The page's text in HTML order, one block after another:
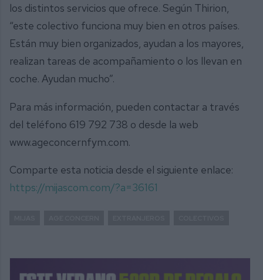
los distintos servicios que ofrece. Según Thirion,
“este colectivo funciona muy bien en otros países.
Están muy bien organizados, ayudan a los mayores,
realizan tareas de acompañamiento o los llevan en
coche. Ayudan mucho”.
Para más información, pueden contactar a través
del teléfono 619 792 738 o desde la web
www.ageconcernfym.com.
Comparte esta noticia desde el siguiente enlace:
https://mijascom.com/?a=36161